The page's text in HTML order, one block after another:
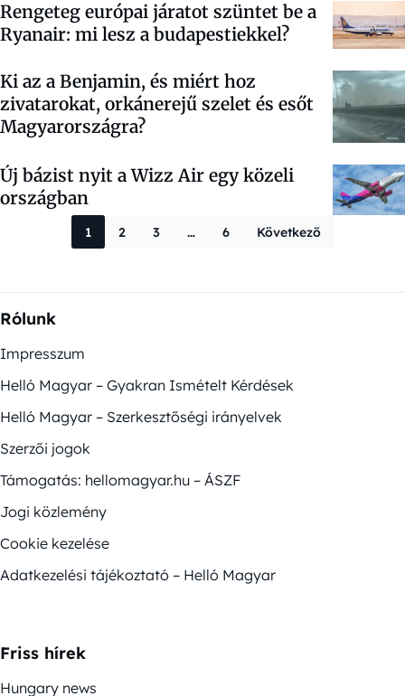
Rengeteg európai járatot szüntet be a
Ryanair: mi lesz a budapestiekkel?
Ki az a Benjamin, és miért hoz
zivatarokat, orkánerejű szelet és esőt
Magyarországra?
Új bázist nyit a Wizz Air egy közeli
országban
Bejegyzések
1 2 3 … 6 Következő
Rólunk
Impresszum
Helló Magyar – Gyakran Ismételt Kérdések
Helló Magyar – Szerkesztőségi irányelvek
Szerzői jogok
Támogatás: hellomagyar.hu – ÁSZF
Jogi közlemény
Cookie kezelése
Adatkezelési tájékoztató – Helló Magyar
Friss hírek
Hungary news